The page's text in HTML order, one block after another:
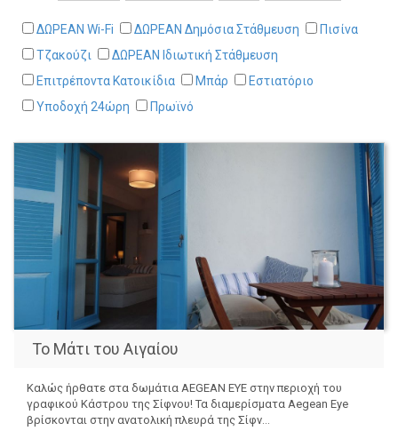
ΔΩΡΕΑΝ Wi-Fi ΔΩΡΕΑΝ Δημόσια Στάθμευση
Πισίνα
Τζακούζι
ΔΩΡΕΑΝ Ιδιωτική Στάθμευση
Επιτρέποντα Κατοικίδια
Μπάρ
Εστιατόριο
Υποδοχή 24ώρη
Πρωϊνό
Το Μάτι του Αιγαίου
Καλώς ήρθατε στα δωμάτια AEGEAN EYE στην περιοχή του
γραφικού Κάστρου της Σίφνου! Τα διαμερίσματα Aegean Eye
βρίσκονται στην ανατολική πλευρά της Σίφν...